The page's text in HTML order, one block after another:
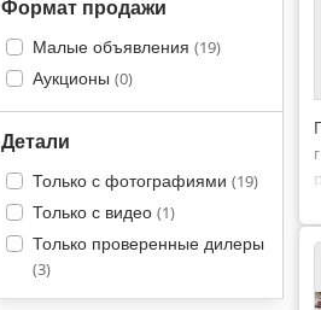
Формат продажи
Малые объявления (19)
Аукционы (0)
Детали
Только с фотографиями (19)
Только с видео (1)
Только проверенные дилеры
(3)